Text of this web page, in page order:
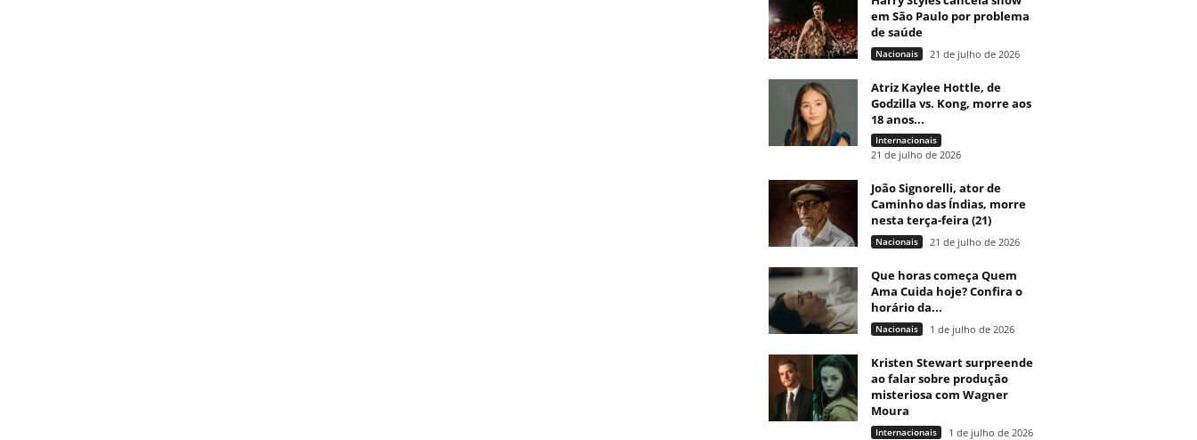
em São Paulo por problema
de saúde
Nacionais 21 de julho de 2026
Atriz Kaylee Hottle, de
Godzilla vs. Kong, morre aos
18 anos...
Internacionais
21 de julho de 2026
João Signorelli, ator de
Caminho das Índias, morre
nesta terça-feira (21)
Nacionais 21 de julho de 2026
Que horas começa Quem
Ama Cuida hoje? Confira o
horário da...
Nacionais 1 de julho de 2026
Kristen Stewart surpreende
ao falar sobre produção
misteriosa com Wagner
Moura
Internacionais 1 de julho de 2026